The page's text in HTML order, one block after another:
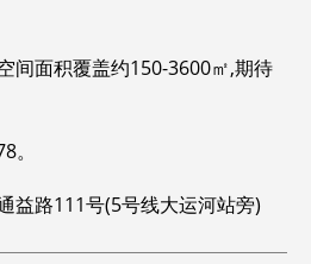
间面积覆盖约150-3600㎡,期待
。
益路111号(5号线大运河站旁)